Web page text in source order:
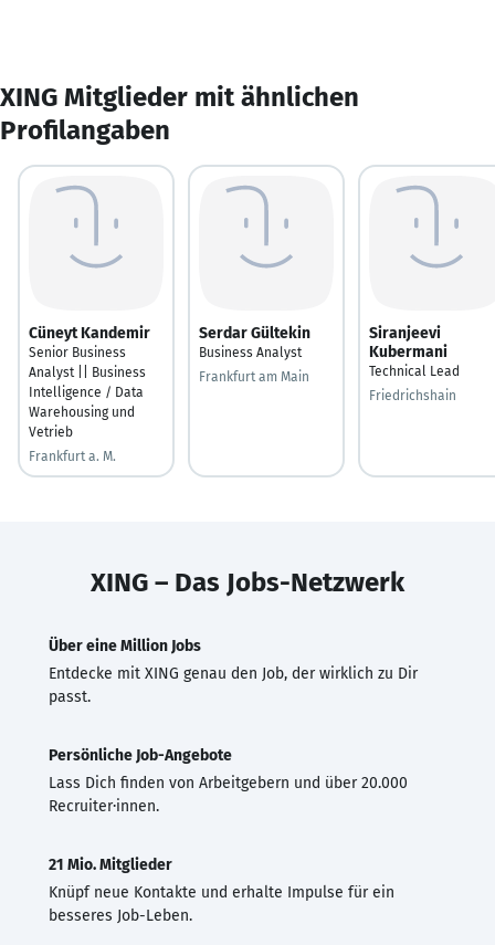
XING Mitglieder mit ähnlichen
Profilangaben
Cüneyt Kandemir
Senior Business
Analyst || Business
Intelligence / Data
Warehousing und
Vetrieb
Frankfurt a. M.
Serdar Gültekin
Business Analyst
Frankfurt am Main
Siranjeevi
Kubermani
Technical Lead
Friedrichshain
XING – Das Jobs-Netzwerk
Über eine Million Jobs
Entdecke mit XING genau den Job, der wirklich zu Dir
passt.
Persönliche Job-Angebote
Lass Dich finden von Arbeitgebern und über 20.000
Recruiter·innen.
21 Mio. Mitglieder
Knüpf neue Kontakte und erhalte Impulse für ein
besseres Job-Leben.